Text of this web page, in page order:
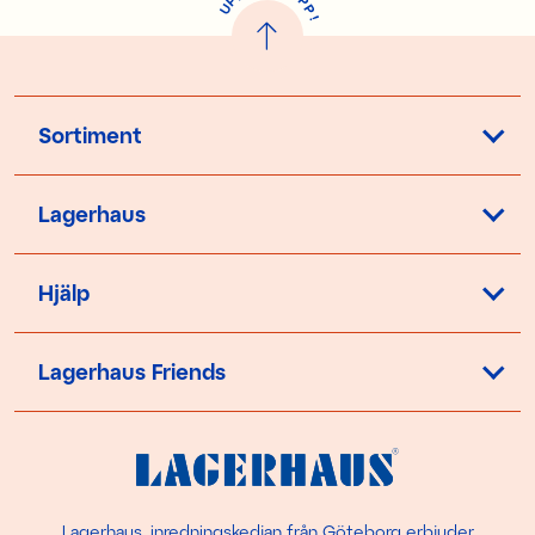
U P
!
Sortiment
Lagerhaus
Hjälp
Lagerhaus Friends
Lagerhaus, inredningskedjan från Göteborg erbjuder